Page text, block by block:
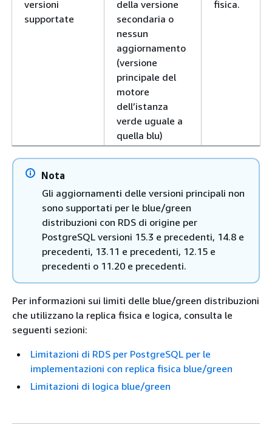
versioni
supportate
della versione
secondaria o
nessun
aggiornamento
(versione
principale del
motore
dell’istanza
verde uguale a
quella blu)
fisica.
Nota
Gli aggiornamenti delle versioni principali non
sono supportati per le blue/green
distribuzioni con RDS di origine per
PostgreSQL versioni 15.3 e precedenti, 14.8 e
precedenti, 13.11 e precedenti, 12.15 e
precedenti o 11.20 e precedenti.
Per informazioni sui limiti delle blue/green distribuzioni
che utilizzano la replica fisica e logica, consulta le
seguenti sezioni:
Limitazioni di RDS per PostgreSQL per le
implementazioni con replica fisica blue/green
Limitazioni di logica blue/green